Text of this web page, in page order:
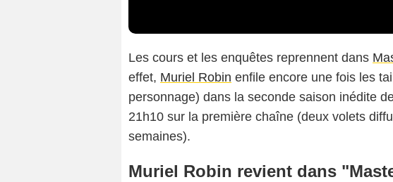
Les cours et les enquêtes reprennent dans
effet, Muriel Robin enfile encore une fois les
personnage) dans la seconde saison inédite
21h10 sur la première chaîne (deux volets
semaines).
Muriel Robin revient dans